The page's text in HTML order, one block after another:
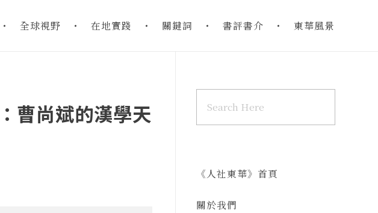
全球視野 在地實踐 關鍵詞 書評書介 東華風景
曹尚斌的漢學天
《人社東華》首頁
關於我們